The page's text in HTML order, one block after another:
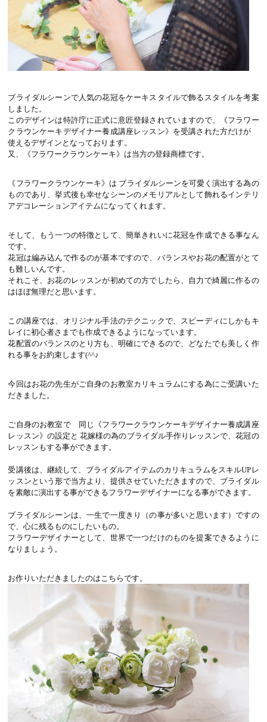
ブライダルシーンで人気の花冠をケーキスタイルで飾るスタイルを考案
しました。
このデザインは特許庁に正式に意匠登録されていますので、《フラワー
クラウンケーキデザイナー養成講座レッスン》を受講された方だけが
使えるデザインとなっております。
又、《フラワークラウンケーキ》は当方の登録商標です。
《フラワークラウンケーキ》は ブライダルシーンを可愛く演出する為の
ものであり、挙式後も幸せなシーンのメモリアルとして飾れるインテリ
アデコレーションアイテムになってくれます。
そして、もう一つの特徴として、簡単きれいに花冠を作成できる事なん
です。
花冠は編み込んで作るのが基本ですので、バランスやお花の配置がとて
も難しいんです。
それこそ、お花のレッスンが初めての方でしたら、自力で綺麗に作るの
はほぼ無理だと思います。
この講座では、オリジナル手法のテクニックで、スピーディにしかもキ
レイに初心者さまでも作成できるようになっています。
花配置のバランスのとり方も、明確にできるので、どなたでも美しく作
れる事をお約束します(^^♪
今回はお花の先生がご自身のお教室カリキュラムにする為にご受講いた
だきました。
ご自身のお教室で 同じ《フラワークラウンケーキデザイナー養成講座
レッスン》の設定と 花嫁様の為のブライダル手作りレッスンで、花冠の
レッスンもする事ができます。
受講後は、継続して、ブライダルアイテムのカリキュラムをスキルUPレ
ッスンという形で当方より、提供させていただきますので、ブライダル
を素敵に演出する事ができるフラワーデザイナーになる事ができます。
ブライダルシーンは、一生で一度きり（の事が多いと思います）ですの
で、心に残るものにしたいもの。
フラワーデザイナーとして、世界で一つだけのものを提案できるように
なりましょう。
お作りいただきましたのはこちらです。